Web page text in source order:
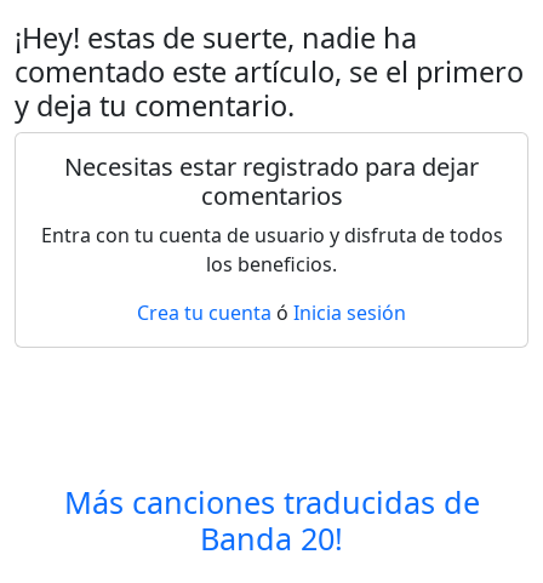
¡Hey! estas de suerte, nadie ha
comentado este artículo, se el primero
y deja tu comentario.
Necesitas estar registrado para dejar
comentarios
Entra con tu cuenta de usuario y disfruta de todos
los beneficios.
Crea tu cuenta ó Inicia sesión
Más canciones traducidas de
Banda 20!